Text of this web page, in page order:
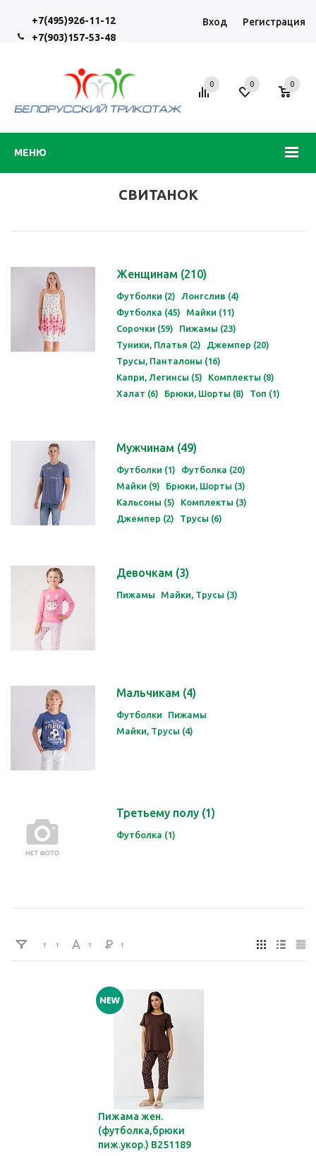
+7(495)926-11-12
+7(903)157-53-48
Вход Регистрация
МЕНЮ
0 0 0
СВИТАНОК
Женщинам (210)
Футболки (2)
Лонгслив (4)
Футболка (45)
Майки (11)
Сорочки (59)
Пижамы (23)
Туники, Платья (2)
Джемпер (20)
Трусы, Панталоны (16)
Капри, Легинсы (5)
Комплекты (8)
Халат (6)
Брюки, Шорты (8) Топ (1)
Мужчинам (49)
Футболки (1)
Футболка (20)
Майки (9)
Брюки, Шорты (3)
Кальсоны (5)
Комплекты (3)
Джемпер (2)
Трусы (6)
Девочкам (3)
Пижамы Майки, Трусы (3)
Мальчикам (4)
Футболки
Пижамы
Майки, Трусы (4)
Третьему полу (1)
Футболка (1)
Пижама жен.
(футболка,брюки
пиж.укор.) В251189